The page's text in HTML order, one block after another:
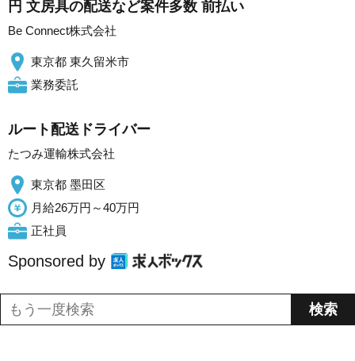
円 文房具の配送など案件多数 前払い
Be Connect株式会社
東京都 東久留米市
業務委託
ルート配送ドライバー
たつみ運輸株式会社
東京都 墨田区
月給26万円～40万円
正社員
Sponsored by